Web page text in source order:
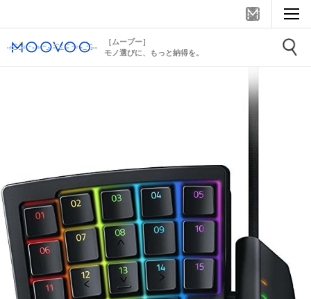
［ムーブー］
モノ選びに、もっと納得を。